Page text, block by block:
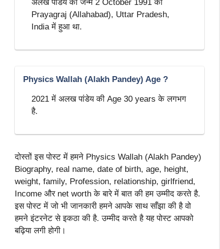
अलख पांडेय का जन्म 2 October 1991 को
Prayagraj (Allahabad), Uttar Pradesh,
India में हुआ था.
Physics Wallah (Alakh Pandey) Age ?
2021 में अलख पांडेय की Age 30 years के लगभग
है.
दोस्तों इस पोस्ट में हमने Physics Wallah (Alakh Pandey)
Biography, real name, date of birth, age, height,
weight, family, Profession, relationship, girlfriend,
Income और net worth के बारे में बात की हम उम्मीद करते है.
इस पोस्ट में जो भी जानकारी हमने आपके साथ साँझा की है वो
हमने इंटरनेट से इकठा की है. उम्मीद करते है यह पोस्ट आपको
बढ़िया लगी होगी।